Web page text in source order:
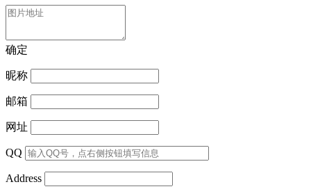
确定
昵称
邮箱
网址
QQ
Address